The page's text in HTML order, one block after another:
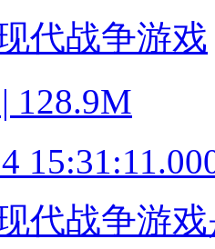
代战争游戏
128.9M
代战争游